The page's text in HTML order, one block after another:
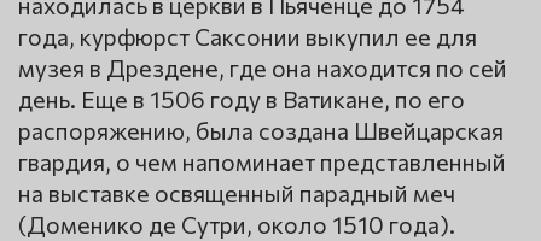
года, курфюрст Саксонии выкупил ее для
музея в Дрездене, где она находится по сей
день. Еще в 1506 году в Ватикане, по его
распоряжению, была создана Швейцарская
гвардия, о чем напоминает представленный
на выставке освященный парадный меч
(Доменико де Сутри, около 1510 года).